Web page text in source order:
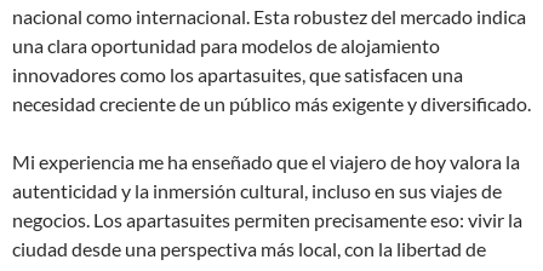
nacional como internacional. Esta robustez del mercado indica
una clara oportunidad para modelos de alojamiento
innovadores como los apartasuites, que satisfacen una
necesidad creciente de un público más exigente y diversificado.
Mi experiencia me ha enseñado que el viajero de hoy valora la
autenticidad y la inmersión cultural, incluso en sus viajes de
negocios. Los apartasuites permiten precisamente eso: vivir la
ciudad desde una perspectiva más local, con la libertad de